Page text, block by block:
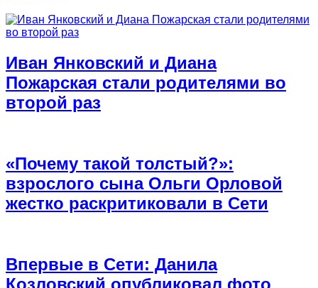
Иван Янковский и Диана
Пожарская стали родителями во
второй раз
«Почему такой толстый?»:
взрослого сына Ольги Орловой
жестко раскритиковали в Сети
Впервые в Сети: Данила
Козловский опубликовал фото